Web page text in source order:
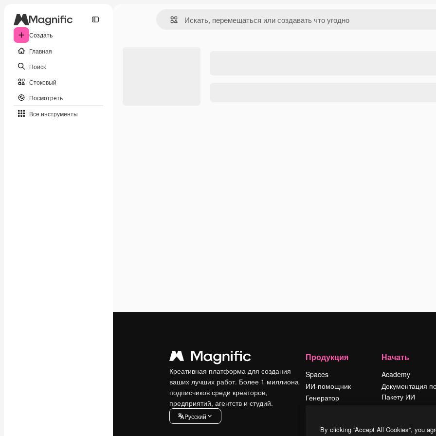
Создать
Главная
Поиск
Стоковый
Посмотреть
Все инструменты
Креативная платформа для создания
ваших лучших работ. Более 1 миллиона
подписчиков среди креаторов,
предприятий, агентств и студий.
Pусский
Продукция
Spaces
ИИ-помощник
Генератор
Начать
Academy
Документация
Пакету ИИ
Условия и
By clicking “Accept All Cookies”, you